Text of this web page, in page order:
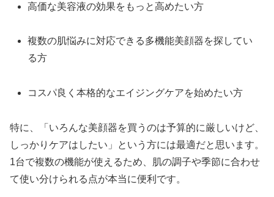
高価な美容液の効果をもっと高めたい方
複数の肌悩みに対応できる多機能美顔器を探してい
る方
コスパ良く本格的なエイジングケアを始めたい方
特に、「いろんな美顔器を買うのは予算的に厳しいけど、
しっかりケアはしたい」という方には最適だと思います。
1台で複数の機能が使えるため、肌の調子や季節に合わせ
て使い分けられる点が本当に便利です。